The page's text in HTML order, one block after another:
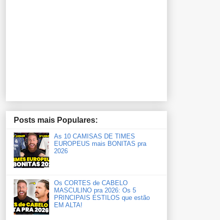
Posts mais Populares:
As 10 CAMISAS DE TIMES
EUROPEUS mais BONITAS pra
2026
Os CORTES de CABELO
MASCULINO pra 2026: Os 5
PRINCIPAIS ESTILOS que estão
EM ALTA!